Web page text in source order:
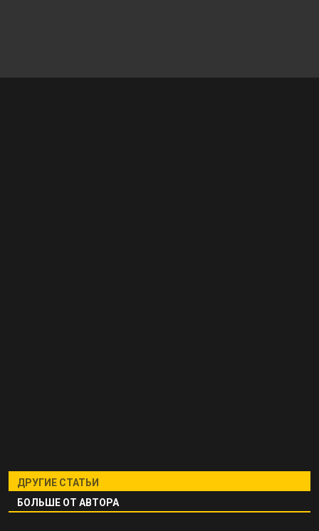
ДРУГИЕ СТАТЬИ
БОЛЬШЕ ОТ АВТОРА